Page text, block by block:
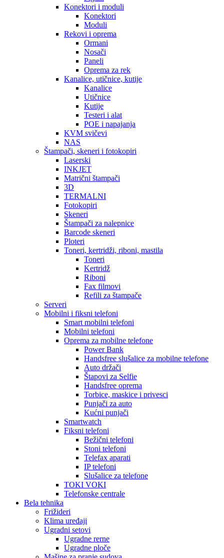
Konektori i moduli
Konektori
Moduli
Rekovi i oprema
Ormani
Nosači
Paneli
Oprema za rek
Kanalice, utičnice, kutije
Kanalice
Utičnice
Kutije
Testeri i alat
POE i napajanja
KVM svičevi
NAS
Štampači, skeneri i fotokopiri
Laserski
INKJET
Matrični štampači
3D
TERMALNI
Fotokopiri
Skeneri
Štampači za nalepnice
Barcode skeneri
Ploteri
Toneri, kertridži, riboni, mastila
Toneri
Kertridž
Riboni
Fax filmovi
Refili za štampače
Serveri
Mobilni i fiksni telefoni
Smart mobilni telefoni
Mobilni telefoni
Oprema za mobilne telefone
Power Bank
Handsfree slušalice za mobilne telefone
Auto držači
Štapovi za Selfie
Handsfree oprema
Torbice, maskice i privesci
Punjači za auto
Kućni punjači
Smartwatch
Fiksni telefoni
Bežični telefoni
Stoni telefoni
Telefax aparati
IP telefoni
Slušalice za telefone
TOKI VOKI
Telefonske centrale
Bela tehnika
Frižideri
Klima uređaji
Ugradni setovi
Ugradne rerne
Ugradne ploče